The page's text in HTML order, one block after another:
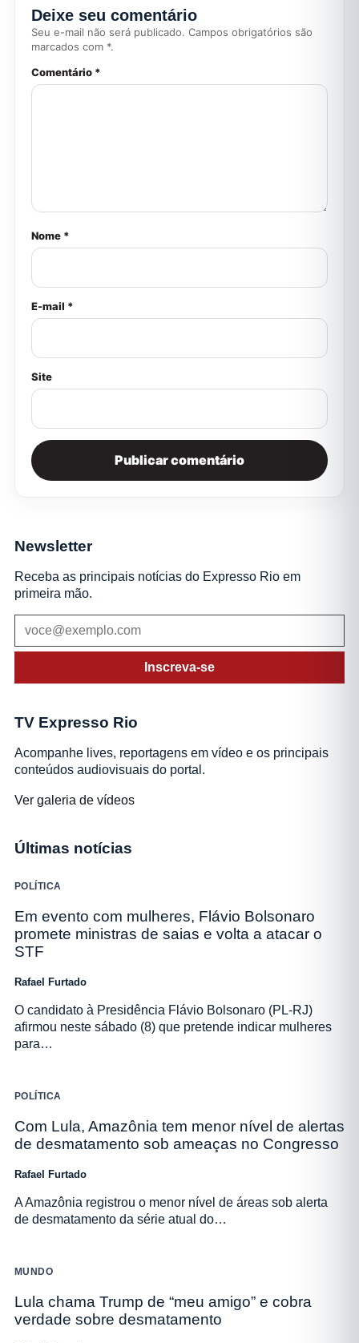
Deixe seu comentário
Seu e-mail não será publicado. Campos obrigatórios são
marcados com *.
Comentário *
Nome *
E-mail *
Site
Newsletter
Receba as principais notícias do Expresso Rio em
primeira mão.
Inscreva-se
TV Expresso Rio
Acompanhe lives, reportagens em vídeo e os principais
conteúdos audiovisuais do portal.
Ver galeria de vídeos
Últimas notícias
POLÍTICA
Em evento com mulheres, Flávio Bolsonaro
promete ministras de saias e volta a atacar o
STF
Rafael Furtado
O candidato à Presidência Flávio Bolsonaro (PL-RJ)
afirmou neste sábado (8) que pretende indicar mulheres
para…
POLÍTICA
Com Lula, Amazônia tem menor nível de alertas
de desmatamento sob ameaças no Congresso
Rafael Furtado
A Amazônia registrou o menor nível de áreas sob alerta
de desmatamento da série atual do…
MUNDO
Lula chama Trump de “meu amigo” e cobra
verdade sobre desmatamento